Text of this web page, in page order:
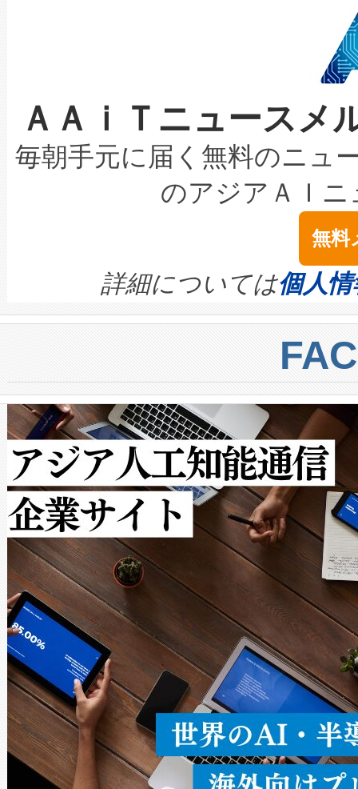
加組織は、Enzeneのバイオ
選定された製品について、自
取得できる可能性もあります
設には、3億～4億ドルかか
最高経営責任者（CEO）であ
す。「当社のfully-connected
ームを利用すれば、6,000万
きます。この効率性は、フェ
事業者の負担軽減という課題
系統連系を迅速にし、ピーク
限を超えて利用可能な電力容
持できるよう貢献します。こ
ービスレベル契約（SLA）違
テリー性能の劣化によるダウ
念は、現在データセンターが
ます。 Voltaiq provides a
quality and reliability for AI
BESS stack to ensure battery
centers. Voltaiqは、ai&のAI
からシステム統合、試運転、
クルの各段階のデータを監視
[…]
狭視野のFOVを切り替えるこ
ケーブル、枝などの細かな対
なレーザースポットにより、
な環境下でも豊かなディテー
キロメートル範囲を検出
LiDAR for Inspections,
は1535 nmレーザーを搭載。
イズの小径化を実現すること
す。ノーマルモードでは、
ートル先まで検出でき、これ
トに対して約600メートルに
では、反射率10％のターゲッ
で向上し、最大検知距離は
ットだけで最大1キロメート
ルの変電所周囲を監視でき、
作業と点群処理を簡素化でき
Avia 2は、2種類のFOVオプシ
× 80°のノーマルモード、長
ードを切り替えて使用するこ
ることなく、単一のデバイス
うにします。遠距離まで届く
密度なスキャ […]
ＡＡｉＴニュース
毎朝手元に届く無料のニュ
のアジアＡＩ
無料
詳細については個人